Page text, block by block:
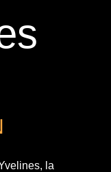
la